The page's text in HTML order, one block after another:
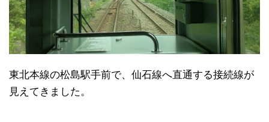
東北本線の松島駅手前で、仙石線へ直通する接続線が
見えてきました。